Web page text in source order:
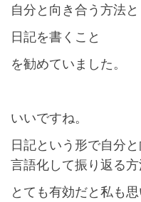
自分と向き合う方法
日記を書くこと
を勧めていました。
いいですね。
日記という形で自分
言語化して振り返る
とても有効だと私も思